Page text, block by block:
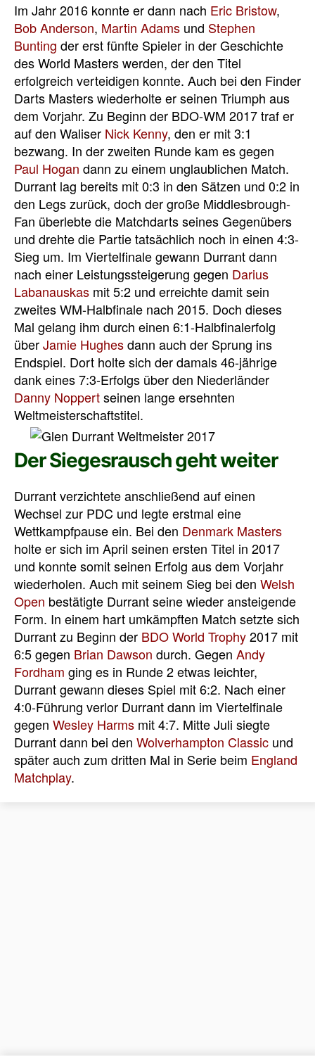
Im Jahr 2016 konnte er dann nach Eric Bristow,
Bob Anderson, Martin Adams und Stephen
Bunting der erst fünfte Spieler in der Geschichte
des World Masters werden, der den Titel
erfolgreich verteidigen konnte. Auch bei den Finder
Darts Masters wiederholte er seinen Triumph aus
dem Vorjahr. Zu Beginn der BDO-WM 2017 traf er
auf den Waliser Nick Kenny, den er mit 3:1
bezwang. In der zweiten Runde kam es gegen
Paul Hogan dann zu einem unglaublichen Match.
Durrant lag bereits mit 0:3 in den Sätzen und 0:2 in
den Legs zurück, doch der große Middlesbrough-
Fan überlebte die Matchdarts seines Gegenübers
und drehte die Partie tatsächlich noch in einen 4:3-
Sieg um. Im Viertelfinale gewann Durrant dann
nach einer Leistungssteigerung gegen Darius
Labanauskas mit 5:2 und erreichte damit sein
zweites WM-Halbfinale nach 2015. Doch dieses
Mal gelang ihm durch einen 6:1-Halbfinalerfolg
überJamie Hughesdann auch der Sprung ins
Endspiel. Dort holte sich der damals 46-jährige
dank eines 7:3-Erfolgs über den Niederländer
Danny Noppertseinen lange ersehnten
Weltmeisterschaftstitel.
Der Siegesrausch geht weiter
Durrant verzichtete anschließend auf einen
Wechsel zur PDC und legte erstmal eine
Wettkampfpause ein. Bei den Denmark Masters
holte er sich im April seinen ersten Titel in 2017
und konnte somit seinen Erfolg aus dem Vorjahr
wiederholen. Auch mit seinem Sieg bei den Welsh
Open bestätigte Durrant seine wieder ansteigende
Form. In einem hart umkämpften Match setzte sich
Durrant zu Beginn der BDO World Trophy2017 mit
6:5 gegen Brian Dawson durch. Gegen Andy
Fordham ging es in Runde 2 etwas leichter,
Durrant gewann dieses Spiel mit 6:2. Nach einer
4:0-Führung verlor Durrant dann im Viertelfinale
gegen Wesley Harms mit 4:7. Mitte Juli siegte
Durrant dann bei den Wolverhampton Classic und
später auch zum dritten Mal in Serie beim England
Matchplay.